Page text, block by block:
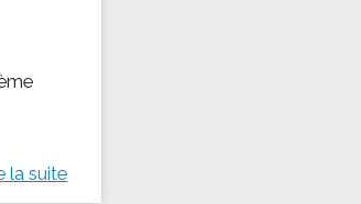
la suite